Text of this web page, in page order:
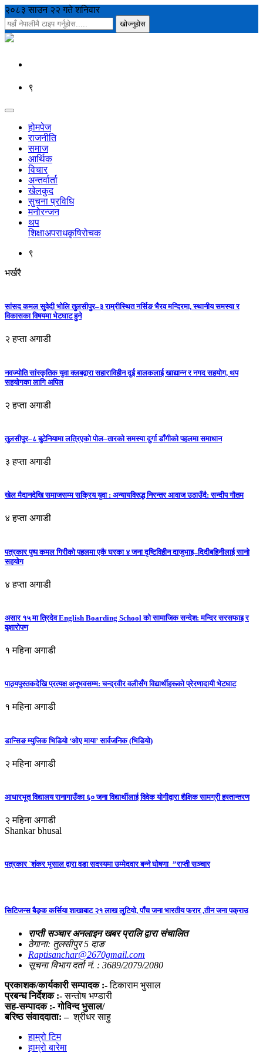
२०८३ साउन २२ गते शनिवार
९
होमपेज
राजनीति
समाज
आर्थिक
विचार
अन्तर्वार्ता
खेलकुद
सुचना प्रविधि
मनोरन्जन
थप
शिक्षाअपराधकृषिरोचक
९
भर्खरै
सांसद कमल सुवेदी भोलि तुलसीपुर–३ राम्रीस्थित नर्सिङ भैरव मन्दिरमा, स्थानीय समस्या र
विकासका विषयमा भेटघाट हुने
२ हप्ता अगाडी
नवज्योति सांस्कृतिक युवा क्लबद्वारा सहाराविहीन दुई बालकलाई खाद्यान्न र नगद सहयोग, थप
सहयोगका लागि अपिल
२ हप्ता अगाडी
तुलसीपुर–८ बुटेनियामा लत्रिएको पोल–तारको समस्या दुर्गा डाँगीको पहलमा समाधान
३ हप्ता अगाडी
खेल मैदानदेखि समाजसम्म सक्रिय युवा : अन्यायविरुद्ध निरन्तर आवाज उठाउँदै: सन्दीप गौतम
४ हप्ता अगाडी
पत्रकार पुष्प कमल गिरीको पहलमा एकै घरका ४ जना दृष्टिविहीन दाजुभाइ–दिदीबहिनीलाई सानो
सहयोग
४ हप्ता अगाडी
असार १५ मा त्रिदेव English Boarding School को सामाजिक सन्देश: मन्दिर सरसफाइ र
वृक्षारोपण
१ महिना अगाडी
पाठ्यपुस्तकदेखि प्रत्यक्ष अनुभवसम्म: चन्द्रवीर वलीसँग विद्यार्थीहरूको प्रेरणादायी भेटघाट
१ महिना अगाडी
डान्सिङ म्युजिक भिडियो ‘ओए माया’ सार्वजनिक (भिडियो)
२ महिना अगाडी
आधारभूत विद्यालय रानागाउँका ६० जना विद्यार्थीलाई विवेक योगीद्वारा शैक्षिक सामग्री हस्तान्तरण
२ महिना अगाडी
Shankar bhusal
पत्रकार `शंकर भुसाल द्वारा वडा सदस्यमा उम्मेदवार बन्ने घोषणा_”राप्ती सञ्चार
सिटिजन्स बैङ्क कर्सिया शाखाबाट २१ लाख लुटियो, पाँच जना भारतीय फरार ,तीन जना पक्राउ
राप्ती सञ्चार अनलाइन खबर प्रालि द्वारा संचालित
ठेगाना: तुलसीपुर 5 दाङ
Raptisanchar@2670gmail.com
सूचना विभाग दर्ता नं. : 3689/2079/2080
प्रकाशक/कार्यकारी सम्पादक :-टिकाराम भुसाल
प्रबन्ध निर्देशक :-सन्तोष भण्डारी
सह-सम्पादक :- गोविन्द भुसाल/
बरिष्ठ संवाददाता: – श्रीधर साहु
हाम्रो टिम
हाम्रो बारेमा